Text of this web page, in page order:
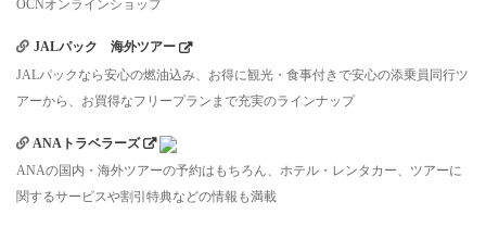
OCNオンラインショップ
JALパック 海外ツアー
JALパックなら安心の燃油込み、お得に観光・食事付きで安心の添乗員同行ツ
アーから、お買得なフリープランまで充実のラインナップ
ANAトラベラーズ
ANAの国内・海外ツアーの予約はもちろん、ホテル・レンタカー、ツアーに
関するサービスや割引特典などの情報も満載